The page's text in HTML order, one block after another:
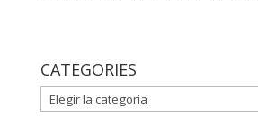
CATEGORIES
CATEGORIES